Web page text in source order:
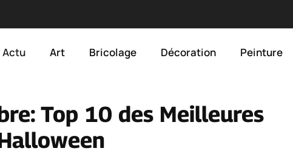
Actu Art Bricolage Décoration Peinture
Top 10 des Meilleures